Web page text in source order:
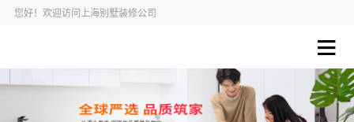
您好！欢迎访问上海别墅装修公司